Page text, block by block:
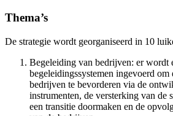
Thema’s
De strategie wordt georganiseerd in 10
Begeleiding van bedrijven: er wordt
begeleidingssystemen ingevoerd om
bedrijven te bevorderen via de
instrumenten, de versterking van de
een transitie doormaken en de